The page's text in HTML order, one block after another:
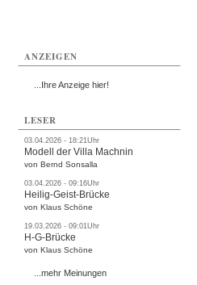
ANZEIGEN
...Ihre Anzeige hier!
LESER
03.04.2026 - 18:21Uhr
Modell der Villa Machnin
von Bernd Sonsalla
03.04.2026 - 09:16Uhr
Heilig-Geist-Brücke
von Klaus Schöne
19.03.2026 - 09:01Uhr
H-G-Brücke
von Klaus Schöne
...mehr Meinungen